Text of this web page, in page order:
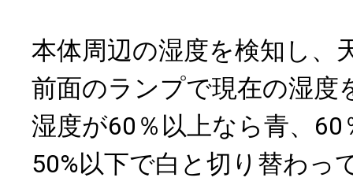
本体周辺の湿度を検知し、
前面のランプで現在の湿度
湿度が60％以上なら青、
50%以下で白と切り替わっ